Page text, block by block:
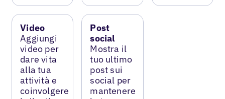
Video
Aggiungi
video per
dare vita
alla tua
attività e
coinvolgere
Post
social
Mostra il
tuo ultimo
post sui
social per
mantenere